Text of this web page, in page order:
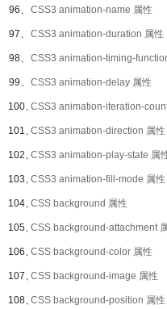
96、 CSS3 animation-name 属性
97、 CSS3 animation-duration 属性
98、 CSS3 animation-timing-
99、 CSS3 animation-delay 属性
100、CSS3 animation-iteration-
101、CSS3 animation-direction 属性
102、CSS3 animation-play-state 属
103、CSS3 animation-fill-mode 属性
104、CSS background 属性
105、CSS background-attachment
106、CSS background-color 属性
107、CSS background-image 属性
108、CSS background-position 属性